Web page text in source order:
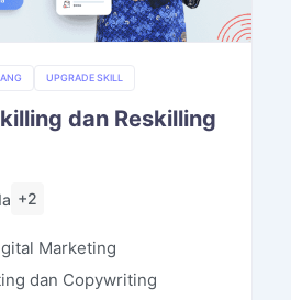
UPGRADE SKILL
dan Reskilling
+2
Marketing
dan Copywriting